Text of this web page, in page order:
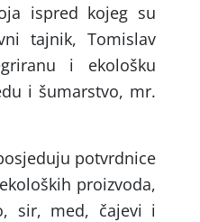
ispred kojeg su
tajnik, Tomislav
i ekološku
i šumarstvo, mr.
potvrdnice
proizvoda,
sir, med, čajevi i